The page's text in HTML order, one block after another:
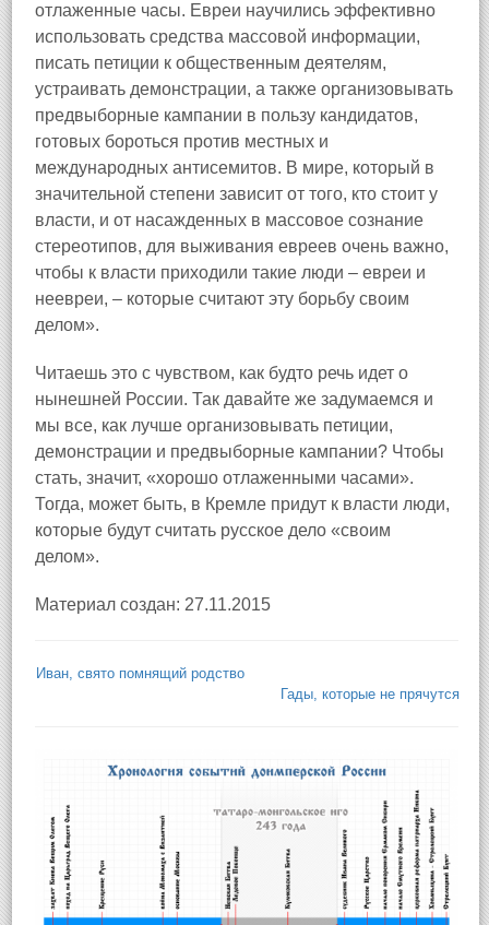
отлаженные часы. Евреи научились эффективно
использовать средства массовой информации,
писать петиции к общественным деятелям,
устраивать демонстрации, а также организовывать
предвыборные кампании в пользу кандидатов,
готовых бороться против местных и
международных антисемитов. В мире, который в
значительной степени зависит от того, кто стоит у
власти, и от насажденных в массовое сознание
стереотипов, для выживания евреев очень важно,
чтобы к власти приходили такие люди – евреи и
неевреи, – которые считают эту борьбу своим
делом».
Читаешь это с чувством, как будто речь идет о
нынешней России. Так давайте же задумаемся и
мы все, как лучше организовывать петиции,
демонстрации и предвыборные кампании? Чтобы
стать, значит, «хорошо отлаженными часами».
Тогда, может быть, в Кремле придут к власти люди,
которые будут считать русское дело «своим
делом».
Материал создан: 27.11.2015
Иван, свято помнящий родство
Гады, которые не прячутся